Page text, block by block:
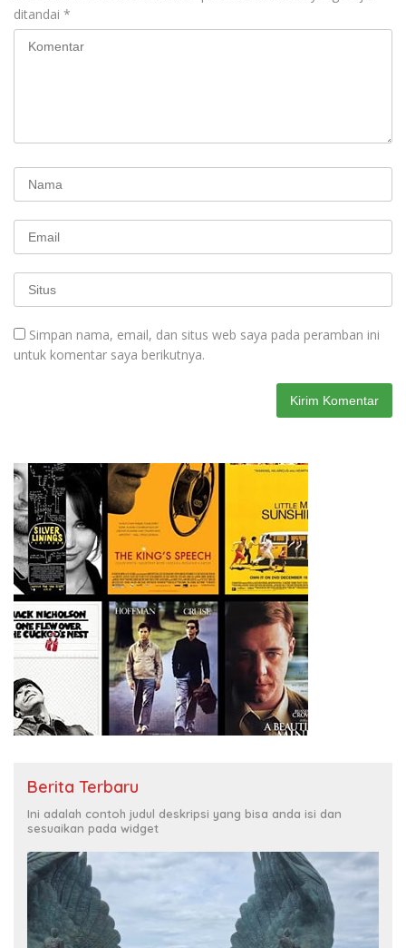
ditandai *
Simpan nama, email, dan situs web saya pada peramban ini
untuk komentar saya berikutnya.
Berita Terbaru
Ini adalah contoh judul deskripsi yang bisa anda isi dan
sesuaikan pada widget